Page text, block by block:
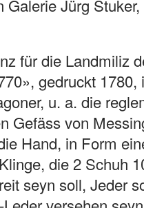
Galerie Jürg
für die Landmiliz
gedruckt
u. a. die
Gefäss von
Hand, in Form
die 2 Schuh
seyn soll, Jeder